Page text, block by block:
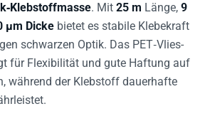
. Mit 25 m Länge, 9
µm Dicke bietet es stabile Klebekraft
schwarzen Optik. Das PET‑Vlies-
für Flexibilität und gute Haftung auf
während der Klebstoff dauerhafte